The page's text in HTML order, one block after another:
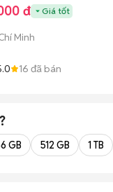
đ Giá tốt
Minh
16 đã bán
GB 512 GB 1 TB